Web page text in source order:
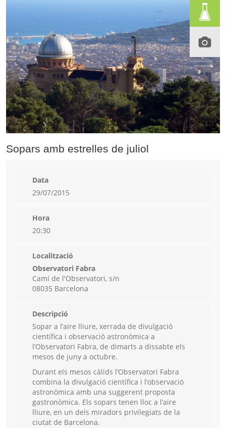
Sopars amb estrelles de juliol
Data
29/07/2015
Hora
20:30
Localització
Observatori Fabra
Camí de l'Observatori, s/n
08035 Barcelona
Descripció
Sopar a l’aire lliure, xerrada de divulgació
científica i observació astronòmica a
l’Observatori Fabra, de dimarts a dissabte els
mesos de juny a octubre.
Durant els mesos càlids l’Observatori Fabra
combina la divulgació científica i l’observació
astronòmica amb una suggerent proposta
gastronòmica. Els sopars tenen lloc a l’aire
lliure, en un dels miradors privilegiats de la
ciutat de Barcelona.